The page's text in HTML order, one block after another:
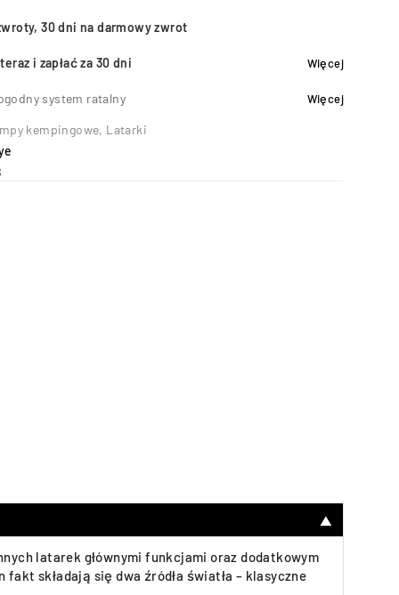
30 dni na darmowy zwrot
i zapłać za 30 dni Więcej
system ratalny Więcej
kempingowe, Latarki
▼
latarek głównymi funkcjami oraz dodatkowym
składają się dwa źródła światła – klasyczne